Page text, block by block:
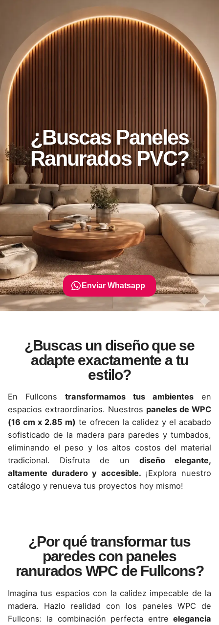
📱💬 098 793 2813
¿Buscas Paneles
Ranurados PVC?
Enviar Whatsapp
¿Buscas un diseño que se
adapte exactamente a tu
estilo?
En Fullcons transformamos tus ambientes en
espacios extraordinarios. Nuestros paneles de WPC
(16 cm x 2.85 m) te ofrecen la calidez y el acabado
sofisticado de la madera para paredes y tumbados,
eliminando el peso y los altos costos del material
tradicional. Disfruta de un diseño elegante,
altamente duradero y accesible. ¡Explora nuestro
catálogo y renueva tus proyectos hoy mismo!
¿Por qué transformar tus
paredes con paneles
ranurados WPC de Fullcons?
Imagina tus espacios con la calidez impecable de la
madera. Hazlo realidad con los paneles WPC de
Fullcons: la combinación perfecta entre elegancia